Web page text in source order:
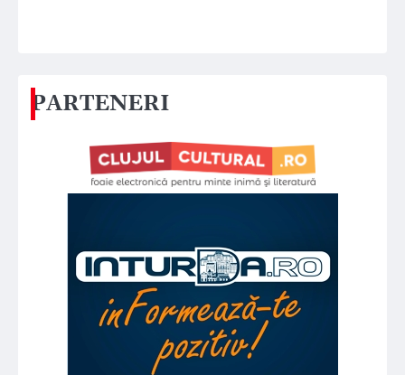
PARTENERI